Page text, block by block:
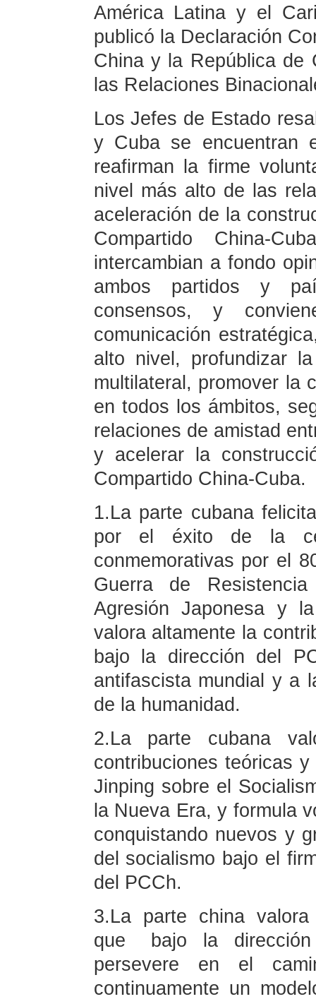
América Latina y el
publicó la Declaración
China y la República de
las Relaciones
Los Jefes de Estado
y Cuba se encuentran
reafirman la firme
nivel más alto de las
aceleración de la
Compartido China-
intercambian a fondo
ambos partidos y
consensos, y
comunicación
alto nivel, profundizar
multilateral, promover la
en todos los ámbitos,
relaciones de amistad
y acelerar la
Compartido China-Cuba.
1.La parte cubana
por el éxito de la
conmemorativas por el
Guerra de
Agresión Japonesa y
valora altamente la
bajo la dirección del
antifascista mundial y a
de la humanidad.
2.La parte cubana
contribuciones teóricas
Jinping sobre el
la Nueva Era, y formula
conquistando nuevos y
del socialismo bajo el
del PCCh.
3.La parte china
que bajo la
persevere en el
continuamente un